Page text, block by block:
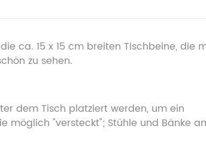
ca. 15 x 15 cm breiten Tischbeine, die
zu sehen.
dem Tisch platziert werden, um ein
möglich "versteckt"; Stühle und Bänke